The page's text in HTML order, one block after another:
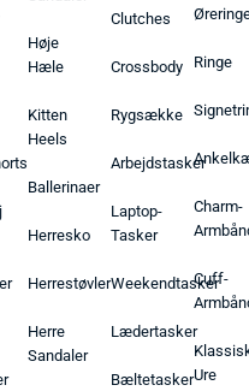
Høje
Hæle
Kitten
Heels
Ballerinaer
Herresko
Herrestøvler
Herre
Sandaler
Clutches
Crossbody
Rygsække
Arbejdstasker
Laptop-
Tasker
Weekendtasker
Lædertasker
Bæltetasker
Ringe
Charm-
Cuff-
Ure